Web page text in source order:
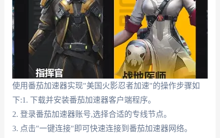
使用番茄加速器实现"美国火影忍者加速"的操作步骤如
下:1. 下载并安装番茄加速器客户端程序。
2. 登录番茄加速器账号,选择合适的专线节点。
3. 点击"一键连接"即可快速连接到番茄加速器网络。